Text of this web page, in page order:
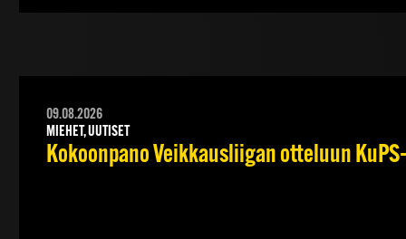
09.08.2026
MIEHET, UUTISET
Kokoonpano Veikkausliigan otteluun